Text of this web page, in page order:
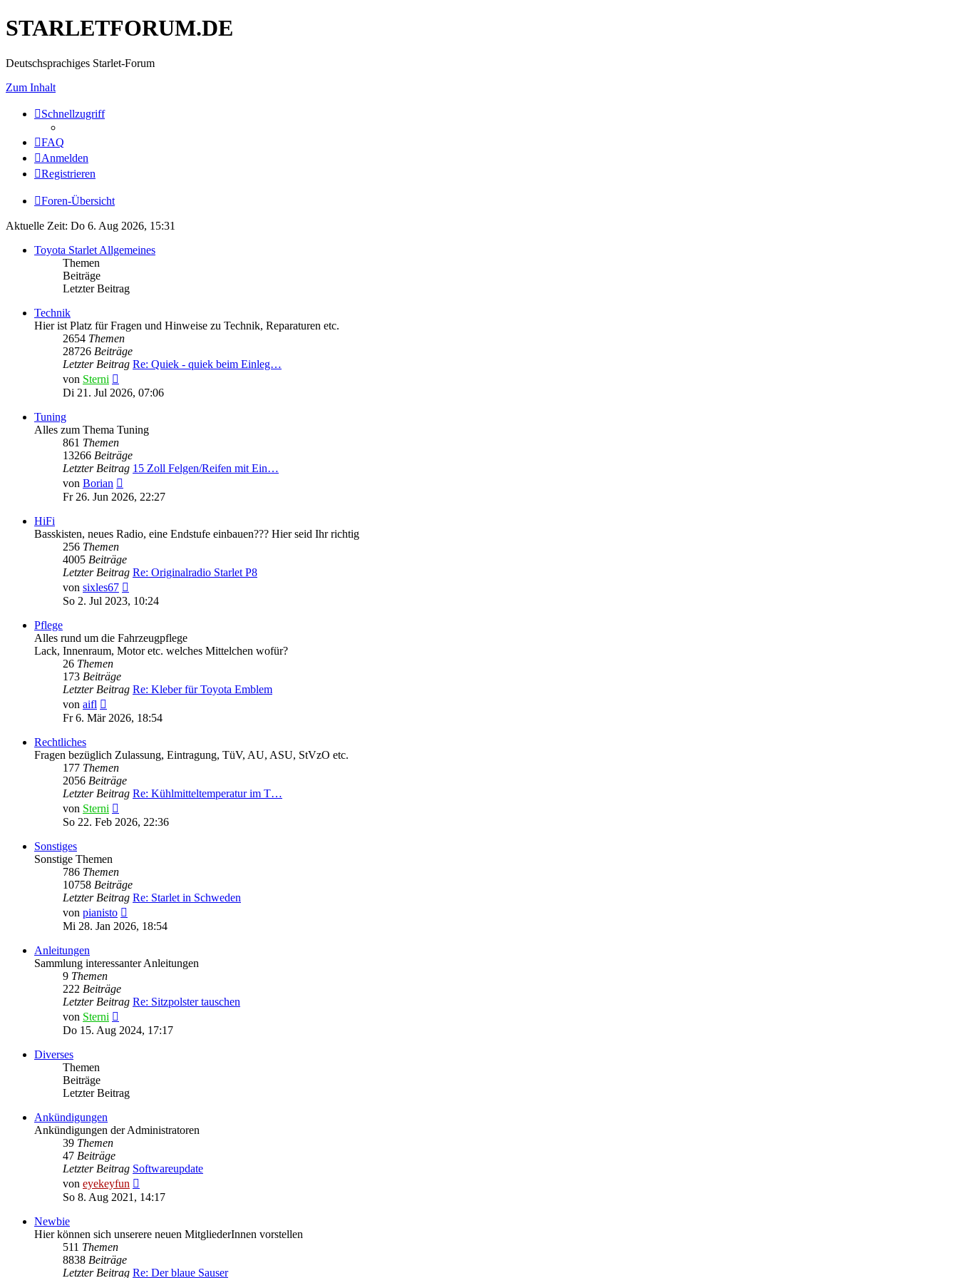
STARLETFORUM.DE
Deutschsprachiges Starlet-Forum
Zum Inhalt
Schnellzugriff
FAQ
Anmelden
Registrieren
Foren-Übersicht
Aktuelle Zeit: Do 6. Aug 2026, 15:31
Toyota Starlet Allgemeines
Themen
Beiträge
Letzter Beitrag
Technik
Hier ist Platz für Fragen und Hinweise zu Technik, Reparaturen etc.
2654 Themen
28726 Beiträge
Letzter Beitrag Re: Quiek - quiek beim Einleg…
von Sterni
Beitrag
Di 21. Jul 2026, 07:06
Tuning
Alles zum Thema Tuning
861 Themen
13266 Beiträge
Letzter Beitrag 15 Zoll Felgen/Reifen mit Ein…
von Borian
Beitrag
Fr 26. Jun 2026, 22:27
HiFi
Basskisten, neues Radio, eine Endstufe einbauen??? Hier seid Ihr richtig
256 Themen
4005 Beiträge
Letzter Beitrag Re: Originalradio Starlet P8
von sixles67
Beitrag
So 2. Jul 2023, 10:24
Pflege
Alles rund um die Fahrzeugpflege
Lack, Innenraum, Motor etc. welches Mittelchen wofür?
26 Themen
173 Beiträge
Letzter Beitrag Re: Kleber für Toyota Emblem
von aifl
Beitrag
Fr 6. Mär 2026, 18:54
Rechtliches
Fragen bezüglich Zulassung, Eintragung, TüV, AU, ASU, StVzO etc.
177 Themen
2056 Beiträge
Letzter Beitrag Re: Kühlmitteltemperatur im T…
von Sterni
Beitrag
So 22. Feb 2026, 22:36
Sonstiges
Sonstige Themen
786 Themen
10758 Beiträge
Letzter Beitrag Re: Starlet in Schweden
von pianisto
Beitrag
Mi 28. Jan 2026, 18:54
Anleitungen
Sammlung interessanter Anleitungen
9 Themen
222 Beiträge
Letzter Beitrag Re: Sitzpolster tauschen
von Sterni
Beitrag
Do 15. Aug 2024, 17:17
Diverses
Themen
Beiträge
Letzter Beitrag
Ankündigungen
Ankündigungen der Administratoren
39 Themen
47 Beiträge
Letzter Beitrag Softwareupdate
von eyekeyfun
Beitrag
So 8. Aug 2021, 14:17
Newbie
Hier können sich unserere neuen MitgliederInnen vorstellen
511 Themen
8838 Beiträge
Letzter Beitrag Re: Der blaue Sauser